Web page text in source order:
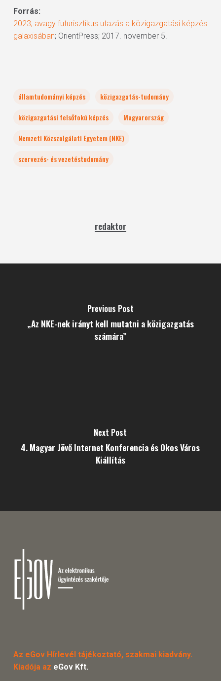
Forrás:
2023, avagy futurisztikus utazás a közigazgatási képzés
galaxisában; OrientPress; 2017. november 5.
államtudományi képzés
közigazgatás-tudomány
közigazgatási felsőfokú képzés
Magyarország
Nemzeti Közszolgálati Egyetem (NKE)
szervezés- és vezetéstudomány
redaktor
Previous Post
„Az NKE-nek irányt kell mutatni a közigazgatás
számára”
Next Post
4. Magyar Jövő Internet Konferencia és Okos Város
Kiállítás
Az eGov Hírlevél tájékoztató, szakmai kiadvány.
Kiadója az eGov Kft.